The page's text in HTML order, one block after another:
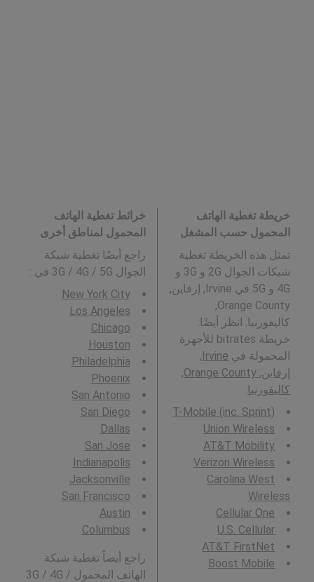
خريطة تغطية الهاتف
المحمول حسب المشغل
تمثل هذه الخريطة تغطية
شبكات الجوال 2G و 3G و
4G و 5G في Irvine, إرفاين,
Orange County,
كاليفورنيا. انظر أيضًا:
خريطة bitrates للأجهزة
المحمولة في
Irvine,
إرفاين, Orange County,
كاليفورنيا
T-Mobile (inc. Sprint)
Union Wireless
AT&T Mobility
Verizon Wireless
Carolina West
Wireless
Cellular One
U.S. Cellular
AT&T FirstNet
Boost Mobile
خرائط تغطية الهاتف
المحمول لمناطق أخرى
راجع أيضًا تغطية شبكة
الجوال 3G / 4G / 5G في
:
New York City
Los Angeles
Chicago
Houston
Philadelphia
Phoenix
San Antonio
San Diego
Dallas
San Jose
Indianapolis
Jacksonville
San Francisco
Austin
Columbus
راجع أيضاً تغطية شبكة
الهاتف المحمول 3G / 4G /